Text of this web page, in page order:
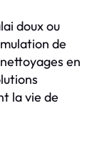
doux ou
de
en
la vie de